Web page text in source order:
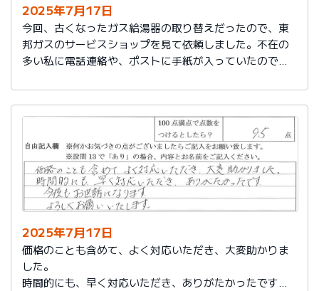
2025年7月17日
今回、古くなったガス給湯器の取り替えだったので、東
邦ガスのサービスショップを見て依頼しました。不在の
多い私に電話連絡や、ポストに手紙が入っていたので、
た。
2025年7月17日
価格のことも含めて、よく対応いただき、大変助かりま
した。
時間的にも、早く対応いただき、ありがたかったです。